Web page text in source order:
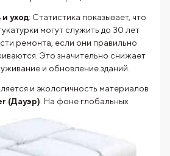
уход: Статистика показывает, что
могут служить до 30 лет
ремонта, если они правильно
Это значительно снижает
и обновление зданий.
и экологичность материалов
(Дауэр) . На фоне глобальных